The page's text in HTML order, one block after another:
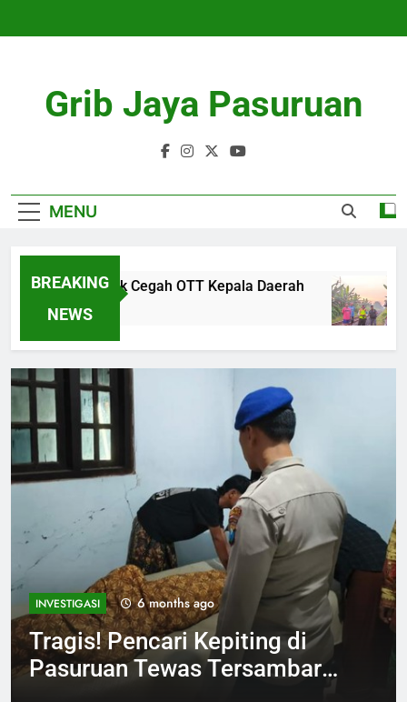
Grib Jaya Pasuruan
MENU
BREAKING
NEWS
Arya untuk Cegah OTT Kepala Daerah
4
INVESTIGASI 6 months ago
Tragis! Pencari Kepiting di
Pasuruan Tewas Tersambar